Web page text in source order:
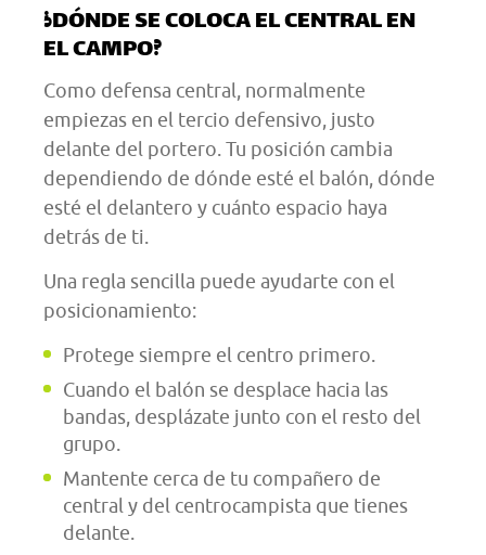
¿DÓNDE SE COLOCA EL CENTRAL EN
EL CAMPO?
Como defensa central, normalmente
empiezas en el tercio defensivo, justo
delante del portero. Tu posición cambia
dependiendo de dónde esté el balón, dónde
esté el delantero y cuánto espacio haya
detrás de ti.
Una regla sencilla puede ayudarte con el
posicionamiento:
Protege siempre el centro primero.
Cuando el balón se desplace hacia las
bandas, desplázate junto con el resto del
grupo.
Mantente cerca de tu compañero de
central y del centrocampista que tienes
delante.